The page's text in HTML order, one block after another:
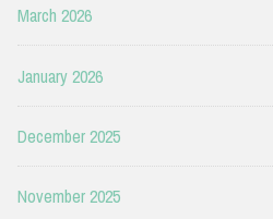
March 2026
January 2026
December 2025
November 2025